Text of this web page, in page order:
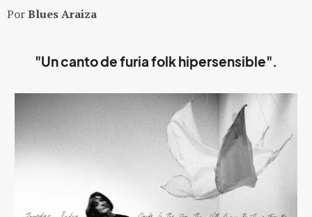
PorBlues Araiza
"Un canto de furia folk hipersensible".